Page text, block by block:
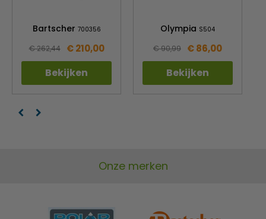
Bartscher 700356
€ 262,44 € 210,00
Bekijken
Olympia S504
€ 90,99 € 86,00
Bekijken
Onze merken